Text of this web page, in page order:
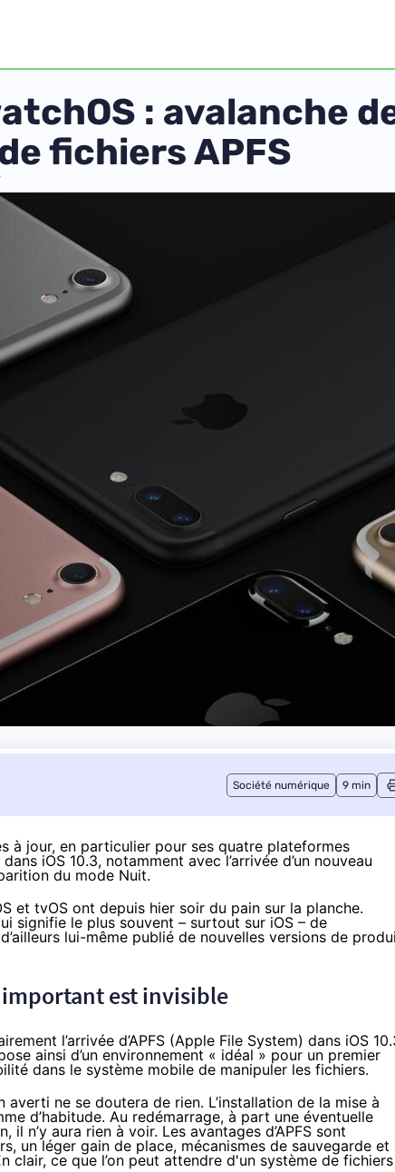
: avalanche
fichiers APFS
Société numérique 9 min
à jour, en particulier pour ses quatre plateformes
iOS 10.3, notamment avec l’arrivée d’un nouveau
du mode Nuit.
et tvOS ont depuis hier soir du pain sur la planche.
signifie le plus souvent – surtout sur iOS – de
lui-même publié de nouvelles versions de
important est invisible
l’arrivée d’APFS (Apple File System) dans iOS
ainsi d’un environnement « idéal » pour un premier
dans le système mobile de manipuler les fichiers.
ne se doutera de rien. L’installation de la mise à
d’habitude. Au redémarrage, à part une éventuelle
n’y aura rien à voir. Les avantages d’APFS sont
un léger gain de place, mécanismes de sauvegarde et
clair, ce que l’on peut attendre d'un système de fichiers